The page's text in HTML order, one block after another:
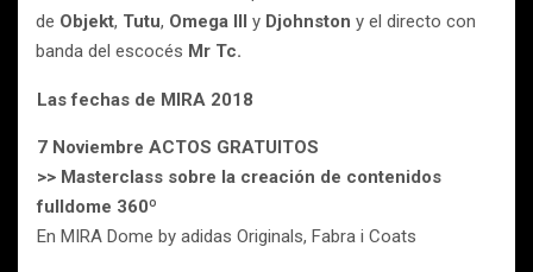
de Objekt, Tutu, Omega III y Djohnston y el directo con
banda del escocés Mr Tc.
Las fechas de MIRA 2018
7 Noviembre ACTOS GRATUITOS
>> Masterclass sobre la creación de contenidos
fulldome 360º
En MIRA Dome by adidas Originals, Fabra i Coats